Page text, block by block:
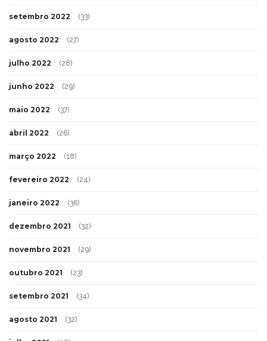
setembro 2022 (33)
agosto 2022 (27)
julho 2022 (28)
junho 2022 (29)
maio 2022 (37)
abril 2022 (26)
março 2022 (18)
fevereiro 2022 (24)
janeiro 2022 (36)
dezembro 2021 (32)
novembro 2021 (29)
outubro 2021 (23)
setembro 2021 (34)
agosto 2021 (32)